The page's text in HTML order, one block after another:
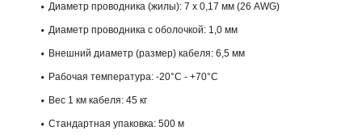
Диаметр проводника (жилы): 7 x 0,17 мм (26 AWG)
Диаметр проводника с оболочкой: 1,0 мм
Внешний диаметр (размер) кабеля: 6,5 мм
Рабочая температура: -20°C - +70°C
Вес 1 км кабеля: 45 кг
Стандартная упаковка: 500 м